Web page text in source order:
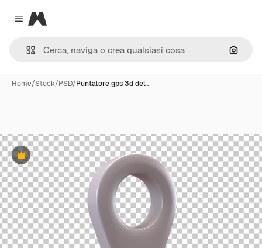
Close menu
Magnific
Cerca
Home/Stock/PSD/Puntatore gps 3d del…
Premium